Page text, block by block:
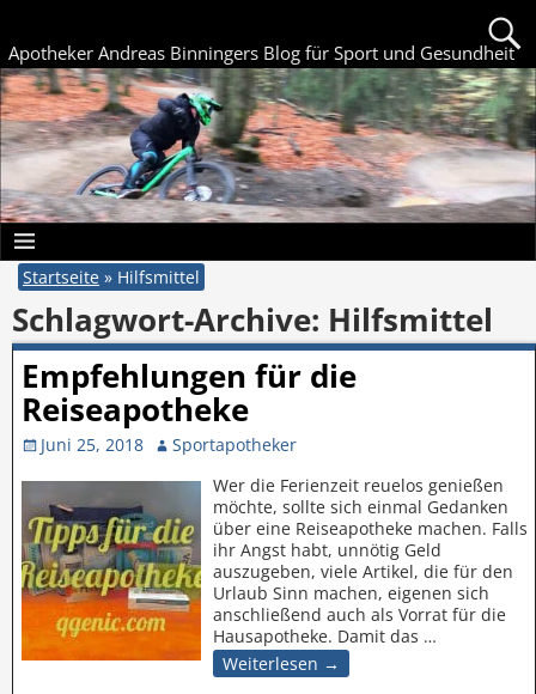
Apotheker Andreas Binningers Blog für Sport und Gesundheit
Startseite » Hilfsmittel
Schlagwort-Archive: Hilfsmittel
Empfehlungen für die
Reiseapotheke
Juni 25, 2018
Sportapotheker
Wer die Ferienzeit reuelos genießen
möchte, sollte sich einmal Gedanken
über eine Reiseapotheke machen. Falls
ihr Angst habt, unnötig Geld
auszugeben, viele Artikel, die für den
Urlaub Sinn machen, eigenen sich
anschließend auch als Vorrat für die
Hausapotheke. Damit das …
Weiterlesen →